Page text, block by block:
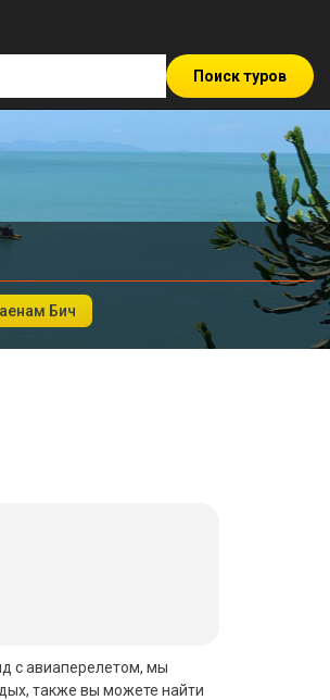
Поиск туров
Бич
с авиаперелетом, мы
также вы можете найти